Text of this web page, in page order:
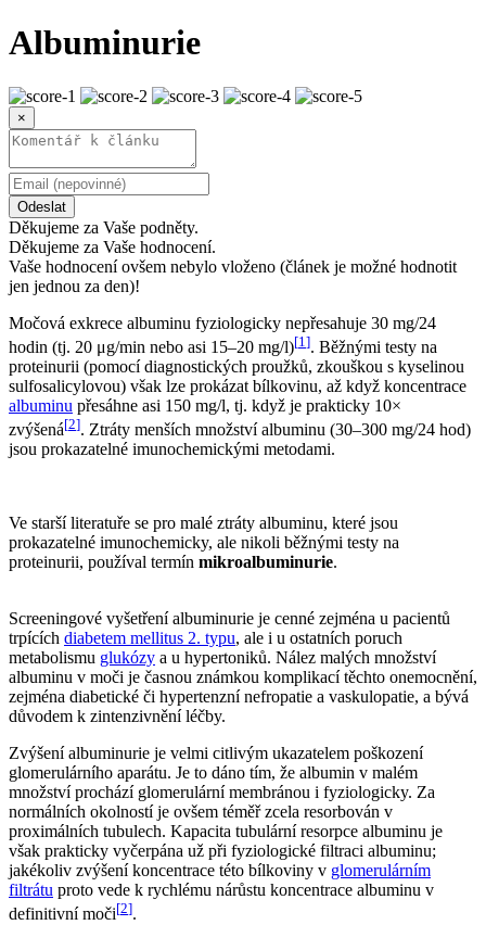
Albuminurie
×
Odeslat
Děkujeme za Vaše podněty.
Děkujeme za Vaše hodnocení.
Vaše hodnocení ovšem nebylo vloženo (článek je možné hodnotit
jen jednou za den)!
Močová exkrece albuminu fyziologicky nepřesahuje 30 mg/24
hodin (tj. 20 μg/min nebo asi 15–20 mg/l)[1 ]. Běžnými testy na
proteinurii (pomocí diagnostických proužků, zkouškou s kyselinou
sulfosalicylovou) však lze prokázat bílkovinu, až když koncentrace
albuminu přesáhne asi 150 mg/l, tj. když je prakticky 10×
zvýšená[2]. Ztráty menších množství albuminu (30–300 mg/24 hod)
jsou prokazatelné imunochemickými metodami.
Ve starší literatuře se pro malé ztráty albuminu, které jsou
prokazatelné imunochemicky, ale nikoli běžnými testy na
proteinurii, používal termín mikroalbuminurie.
Screeningové vyšetření albuminurie je cenné zejména u pacientů
trpících diabetem mellitus 2. typu, ale i u ostatních poruch
metabolismu glukózy a u hypertoniků. Nález malých množství
albuminu v moči je časnou známkou komplikací těchto onemocnění,
zejména diabetické či hypertenzní nefropatie a vaskulopatie, a bývá
důvodem k zintenzivnění léčby.
Zvýšení albuminurie je velmi citlivým ukazatelem poškození
glomerulárního aparátu. Je to dáno tím, že albumin v malém
množství prochází glomerulární membránou i fyziologicky. Za
normálních okolností je ovšem téměř zcela resorbován v
proximálních tubulech. Kapacita tubulární resorpce albuminu je
však prakticky vyčerpána už při fyziologické filtraci albuminu;
jakékoliv zvýšení koncentrace této bílkoviny v glomerulárním
filtrátu proto vede k rychlému nárůstu koncentrace albuminu v
definitivní moči[2].